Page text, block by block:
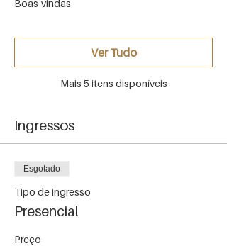
Boas-vindas
Mais 5 itens disponíveis
Ver Tudo
Ingressos
Esgotado
Tipo de ingresso
Presencial
Preço